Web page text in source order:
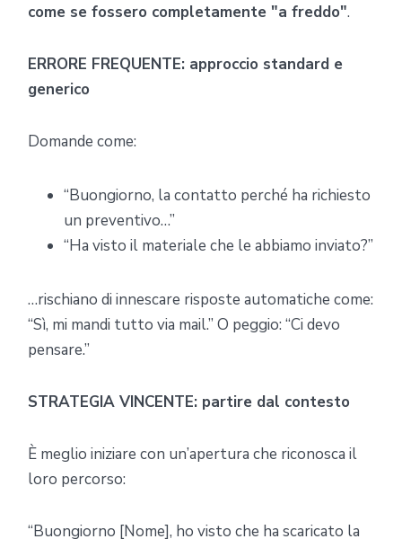
come se fossero completamente "a freddo".
ERRORE FREQUENTE: approccio standard e
generico
Domande come:
“Buongiorno, la contatto perché ha richiesto
un preventivo…”
“Ha visto il materiale che le abbiamo inviato?”
…rischiano di innescare risposte automatiche come:
“Sì, mi mandi tutto via mail.” O peggio: “Ci devo
pensare.”
STRATEGIA VINCENTE: partire dal contesto
È meglio iniziare con un’apertura che riconosca il
loro percorso:
“Buongiorno [Nome], ho visto che ha scaricato la